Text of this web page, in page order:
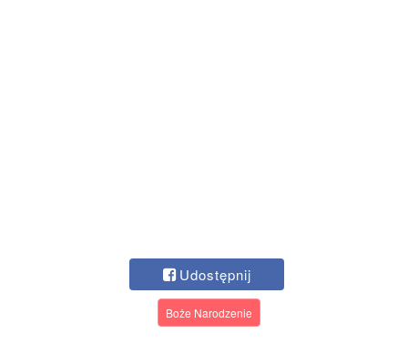
Udostępnij
Boże Narodzenie